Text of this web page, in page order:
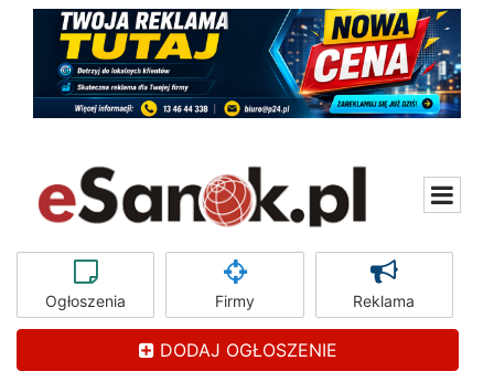
Ogłoszenia Firmy Reklama
DODAJ OGŁOSZENIE